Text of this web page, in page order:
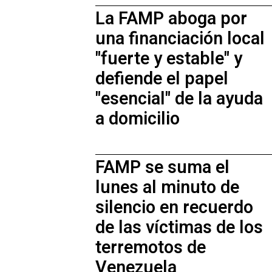
La FAMP aboga por
una financiación local
"fuerte y estable" y
defiende el papel
"esencial" de la ayuda
a domicilio
FAMP se suma el
lunes al minuto de
silencio en recuerdo
de las víctimas de los
terremotos de